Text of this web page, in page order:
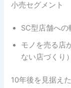
小売セグメント
SC型店舗へ
モノを売る店
ない店づくり）
10年後を見据え